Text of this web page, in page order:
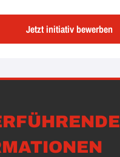
Jetzt initiativ bewerben